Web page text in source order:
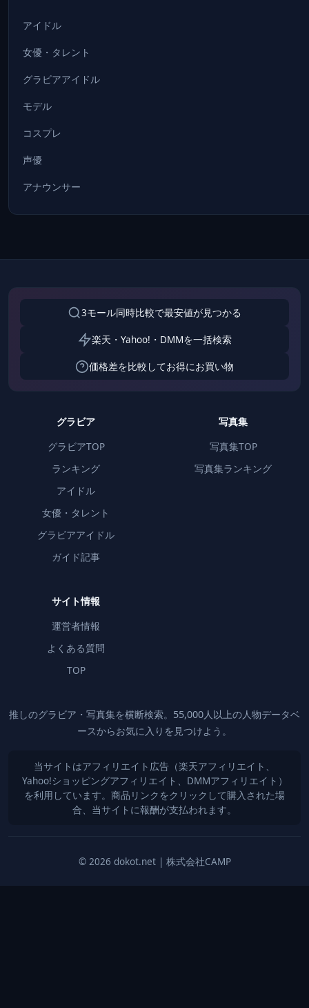
アイドル
女優・タレント
グラビアアイドル
モデル
コスプレ
声優
アナウンサー
3モール同時比較で最安値が見つかる
楽天・Yahoo!・DMMを一括検索
価格差を比較してお得にお買い物
グラビア
グラビアTOP
ランキング
アイドル
女優・タレント
グラビアアイドル
ガイド記事
写真集
写真集TOP
写真集ランキング
サイト情報
運営者情報
よくある質問
TOP
推しのグラビア・写真集を横断検索。55,000人以上の人物データベ
ースからお気に入りを見つけよう。
当サイトはアフィリエイト広告（楽天アフィリエイト、
Yahoo!ショッピングアフィリエイト、DMMアフィリエイト）
を利用しています。商品リンクをクリックして購入された場
合、当サイトに報酬が支払われます。
© 2026 dokot.net | 株式会社CAMP